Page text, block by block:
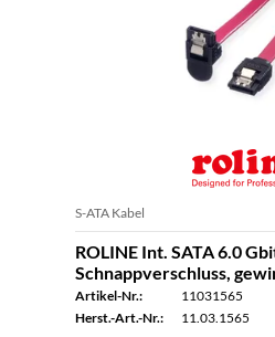
S-ATA Kabel
ROLINE Int. SATA 6.0
Schnappverschluss,
Artikel-Nr.:
11031565
Herst.-Art.-Nr.:
11.03.1565